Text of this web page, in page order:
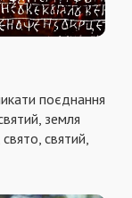
поєднання
земля
святий,